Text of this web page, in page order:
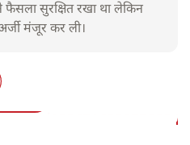
सुरक्षित रखा था लेकिन
मंजूर कर ली।